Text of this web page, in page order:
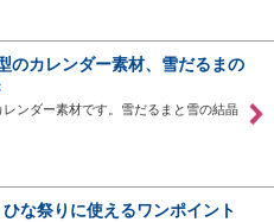
のカレンダー素材、雪だるまの
ンダー素材です。雪だるまと雪の結晶
な祭りに使えるワンポイント